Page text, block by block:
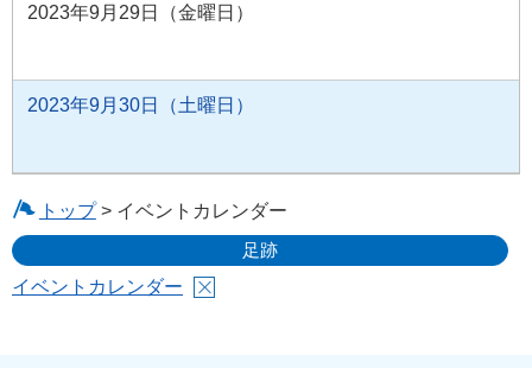
2023年9月29日（金曜日）
2023年9月30日（土曜日）
トップ> イベントカレンダー
足跡
イベントカレンダー